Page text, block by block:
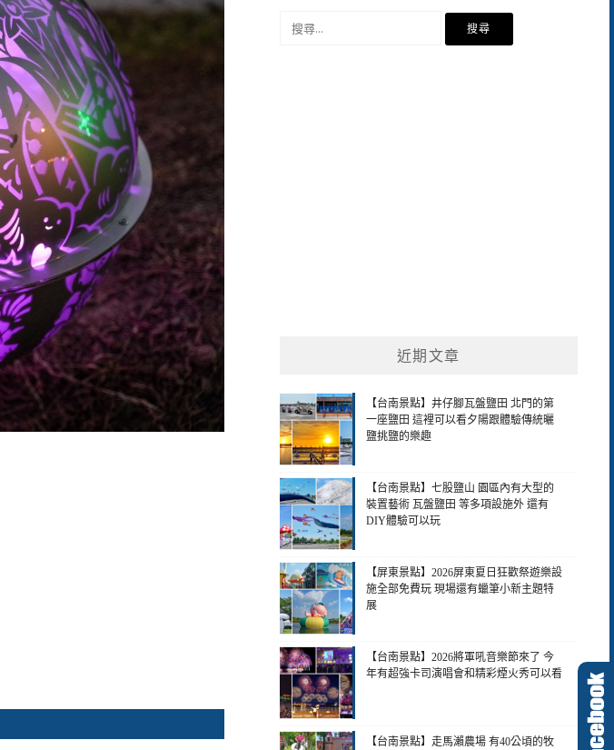
近期文章
【台南景點】井仔腳瓦盤鹽田 北門的第
一座鹽田 這裡可以看夕陽跟體驗傳統曬
鹽挑鹽的樂趣
【台南景點】七股鹽山 園區內有大型的
裝置藝術 瓦盤鹽田 等多項設施外 還有
DIY體驗可以玩
【屏東景點】2026屏東夏日狂歡祭遊樂設
施全部免費玩 現場還有蠟筆小新主題特
展
【台南景點】2026將軍吼音樂節來了 今
年有超強卡司演唱會和精彩煙火秀可以看
【台南景點】走馬瀨農場 有40公頃的牧